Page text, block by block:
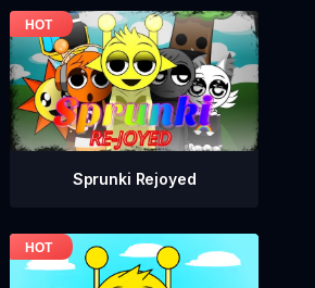
Sprunki Rejoyed